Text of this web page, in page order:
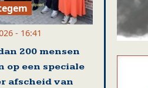
- 16:41
200 mensen
op een speciale
afscheid van